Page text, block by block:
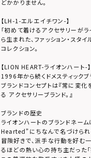
どかかりません。
【LH-1-エルエイチワン-】
「初めて着けるアクセサリーが
ら生まれた、ファッション・スタ
コレクション。
【LION HEART-ライオンハート-】
1996年から続くドメスティックブ
ブランドコンセプトは『常に変
る アクセサリーブランド。』
ブランドの歴史
ライオンハートのブランドネー
Hearted”にちなんで名づけられ
冒険好きで、派手な行動を好む
るほどの熱い心の持ち主だった「